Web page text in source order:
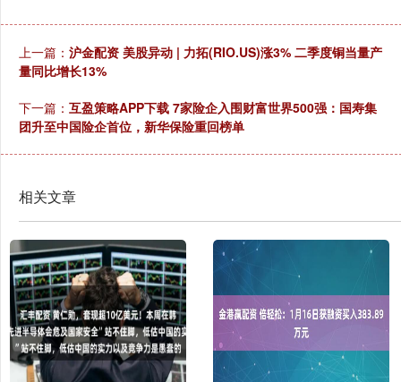
上一篇： 沪金配资 美股异动 | 力拓(RIO.US)涨3% 二季度铜当量产
量同比增长13%
下一篇： 互盈策略APP下载 7家险企入围财富世界500强：国寿集
团升至中国险企首位，新华保险重回榜单
相关文章